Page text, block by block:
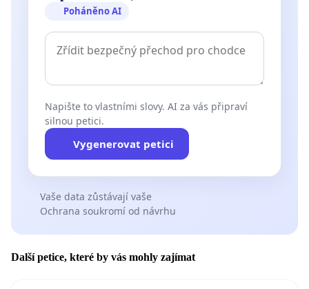
Poháněno AI
Napište to vlastními slovy. AI za vás připraví
silnou petici.
Vygenerovat petici
Vaše data zůstávají vaše
Ochrana soukromí od návrhu
Další petice, které by vás mohly zajímat